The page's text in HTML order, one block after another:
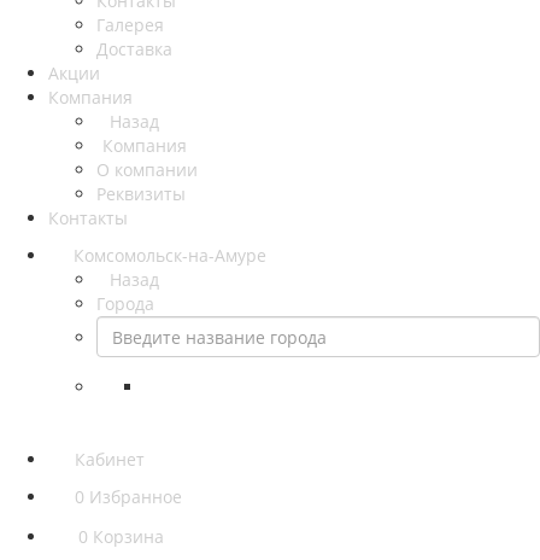
Галерея
Доставка
Акции
Компания
Назад
Компания
О компании
Реквизиты
Контакты
Комсомольск-на-Амуре
Назад
Города
Кабинет
0 Избранное
0 Корзина